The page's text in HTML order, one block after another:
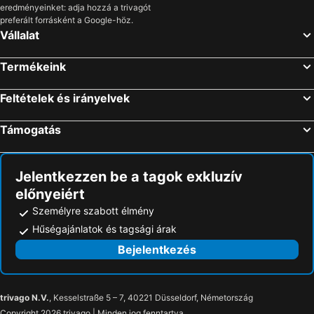
Bronte, pet friendly hotels
Naso, pet friendly hotels
Cesarò, pet friendly hotels
Pace del Mela, pet friendly hotels
Rodì Milici, pet friendly hotels
Galati Mamertino, pet friendly hotels
San Marco d'Alunzio, pet friendly hotels
Raccuja, pet friendly hotels
eredményeinket: adja hozzá a trivagót
preferált forrásként a Google-höz.
Vállalat
Termékeink
Feltételek és irányelvek
Támogatás
Jelentkezzen be a tagok exkluzív
előnyeiért
Személyre szabott élmény
Hűségajánlatok és tagsági árak
Bejelentkezés
trivago N.V., Kesselstraße 5 – 7, 40221 Düsseldorf, Németország